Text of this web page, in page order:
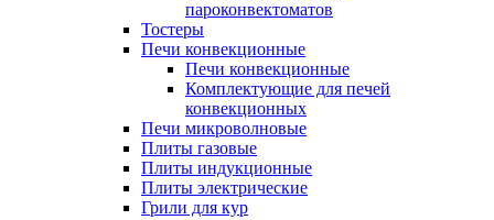
пароконвектоматов
Тостеры
Печи конвекционные
Печи конвекционные
Комплектующие для печей
конвекционных
Печи микроволновые
Плиты газовые
Плиты индукционные
Плиты электрические
Грили для кур